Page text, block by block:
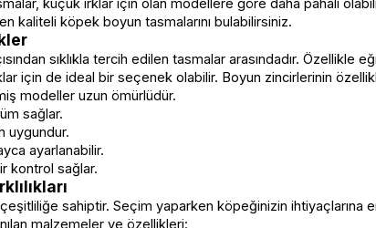
küçük ırklar için olan modellere göre daha pahalı
kaliteli köpek boyun tasmalarını bulabilirsiniz.
sıklıkla tercih edilen tasmalar arasındadır. Özellikle
için de ideal bir seçenek olabilir. Boyun zincirlerinin
modeller uzun ömürlüdür.
sağlar.
uygundur.
ayarlanabilir.
kontrol sağlar.
sahiptir. Seçim yaparken köpeğinizin ihtiyaçlarına
malzemeler ve özellikleri: